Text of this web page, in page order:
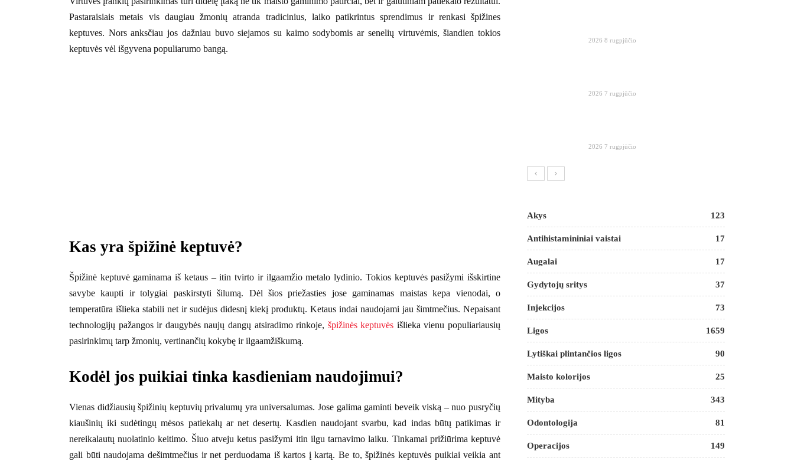
Pastaraisiais metais vis daugiau žmonių atranda tradicinius, laiko patikrintus sprendimus ir renkasi špižines
keptuves. Nors anksčiau jos dažniau buvo siejamos su kaimo sodybomis ar senelių virtuvėmis, šiandien tokios
keptuvės vėl išgyvena populiarumo bangą.
Kas yra špižinė keptuvė?
Špižinė keptuvė gaminama iš ketaus – itin tvirto ir ilgaamžio metalo lydinio. Tokios keptuvės pasižymi išskirtine
savybe kaupti ir tolygiai paskirstyti šilumą. Dėl šios priežasties jose gaminamas maistas kepa vienodai, o
temperatūra išlieka stabili net ir sudėjus didesnį kiekį produktų. Ketaus indai naudojami jau šimtmečius. Nepaisant
technologijų pažangos ir daugybės naujų dangų atsiradimo rinkoje, špižinės keptuvės išlieka vienu populiariausių
pasirinkimų tarp žmonių, vertinančių kokybę ir ilgaamžiškumą.
Kodėl jos puikiai tinka kasdieniam naudojimui?
Vienas didžiausių špižinių keptuvių privalumų yra universalumas. Jose galima gaminti beveik viską – nuo pusryčių
kiaušinių iki sudėtingų mėsos patiekalų ar net desertų. Kasdien naudojant svarbu, kad indas būtų patikimas ir
nereikalautų nuolatinio keitimo. Šiuo atveju ketus pasižymi itin ilgu tarnavimo laiku. Tinkamai prižiūrima keptuvė
gali būti naudojama dešimtmečius ir net perduodama iš kartos į kartą. Be to, špižinės keptuvės puikiai veikia ant
2026 8 rugpjūčio
2026 7 rugpjūčio
2026 7 rugpjūčio
Akys 123
Antihistamininiai vaistai 17
Augalai 17
Gydytojų sritys 37
Injekcijos 73
Ligos 1659
Lytiškai plintančios ligos 90
Maisto kolorijos 25
Mityba 343
Odontologija 81
Operacijos 149